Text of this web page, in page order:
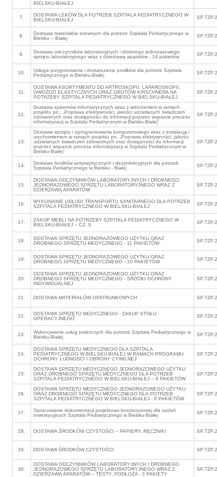
BIELSKU-BIAŁEJ
7.
DOSTAWA LEKÓW DLA POTRZEB SZPITALA PEDIATRYCZNEGO W
BIELSKU-BIAŁEJ
8.
Dostawa materiałów szewnych dla potrzeb Szpitala Pediatrycznego w
Bielsku – Białej
9.
Dostawa odczynników laboratoryjnych i drobnego jednorazowego
sprzętu laboratoryjnego wraz z dzierżawą aparatów - 14 pakietów
10.
Usługa przygotowania i dostarczania posiłków dla potrzeb Szpitala
Pediatrycznego w Bielsku-Białej
11.
DOSTAWA ASORTYMENTU DO ARTROSKOPII, LAPAROSKOPII,
GWOŹDZI ELASTYCZNYCH ORAZ GROTÓW KIRSCHNERA NA
POTRZEBY SZPITALA PEDIATRYCZNEGO W BIELSKU-BIAŁEJ
12.
Dostawa systemów informatycznych wraz z wdrożeniem w ramach
projektu pn.: „Poprawa efektywności, jakości udzielanych świadczeń
zdrowotnych oraz dostępności do informacji poprzez wsparcie procesu
informatyzacji w Szpitalu Pediatrycznym w Bielsku-Białej”
13.
Dostawa sprzętu i oprogramowania komputerowego wraz z instalacją i
uruchomieniem w ramach projektu pn. „Poprawa efektywności, jakości
udzielanych świadczeń zdrowotnych oraz dostępności do informacji
poprzez wsparcie procesu informatyzacji w Szpitalu Pediatrycznym w
Bielsku-Białej”
14.
Dostawa środków antyseptycznych i dezynfekcyjnych dla potrzeb
Szpitala Pediatrycznego w Bielsku - Białej
15.
DOSTAWA ODCZYNNIKÓW LABORATORYJNYCH I DROBNEGO
JEDNORAZOWEGO SPRZĘTU LABORATORYJNEGO WRAZ Z
DZIERŻAWĄ APARATÓW
16.
WYKONANIE USŁUGI TRANSPORTU SANITARNEGO DLA POTRZEB
SZPITALA PEDIATRYCZNEGO W BIELSKU-BIAŁEJ
17.
ZAKUP MEBLI NA POTRZEBY SZPITALA PEDIATRYCZNEGO W
BIELSKU-BIAŁEJ – CZ. II
18.
DOSTAWA SPRZĘTU JEDNORAZOWEGO UŻYTKU ORAZ
DROBNEGO SPRZĘTU MEDYCZNEGO - 11 PAKIETÓW
19.
DOSTAWA SPRZĘTU JEDNORAZOWEGO UŻYTKU ORAZ
DROBNEGO SPRZĘTU MEDYCZNEGO - 10 PAKIETÓW
20.
DOSTAWA SPRZĘTU JEDNORAZOWEGO UŻYTKU ORAZ
DROBNEGO SPRZĘTU MEDYCZNEGO - ŚRODKI OCHRONY
INDYWIDUALNEJ
21. DOSTAWA MATERIAŁÓW OPATRUNKOWYCH
22.
DOSTAWA SPRZĘTU MEDYCZNEGO - ZAKUP STOŁU
OPERACYJNEGO
23.
Wykonywanie usług pralniczych dla potrzeb Szpitala Pediatrycznego w
Bielsku-Białej
24.
DOSTAWA SPRZĘTU MEDYCZNEGO DLA SZPITALA
PEDIATRYCZNEGO W BIELSKU-BIAŁEJ W RAMACH PROGRAMU
OCHRONY LUDNOŚCI I OBRONY CYWILNEJ
25.
DOSTAWA SPRZĘTU MEDYCZNEGO JEDNORAZOWEGO UŻYTKU
ORAZ DROBNEGO SPRZĘTU MEDYCZNEGO DLA POTRZEB
SZPITALA PEDIATRYCZNEGO W BIELSKU-BIAŁEJ – 8 PAKIETÓW
26.
DOSTAWA SPRZĘTU MEDYCZNEGO JEDNORAZOWEGO UŻYTKU
ORAZ DROBNEGO SPRZĘTU MEDYCZNEGO DLA POTRZEB
SZPITALA PEDIATRYCZNEGO W BIELSKU-BIAŁEJ - 8 PAKIETÓW
27.
Opracowanie dokumentacji projektowo-kosztorysowej dla zadań
inwestycyjnych Szpitala Pediatrycznego w Bielsku-Białej
28. DOSTAWA ŚRODKÓW CZYSTOŚCI – PAPIERY, RĘCZNIKI
29. DOSTAWA ŚRODKÓW CZYSTOŚCI
30.
DOSTAWA ODCZYNNIKÓW LABORATORYJNYCH I DROBNEGO
JEDNORAZOWEGO SPRZĘTU LABORATORYJNEGO WRAZ Z
DZIERŻAWĄ APARATÓW – TESTY, PODŁOŻA - 3 PAKIETY